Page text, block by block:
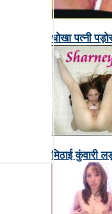
धोखा पत्नी
मिठाई कुंवारी